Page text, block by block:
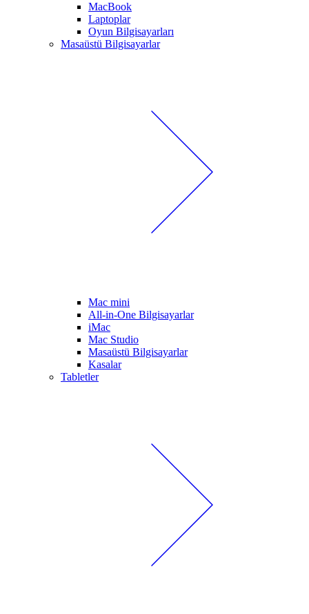
MacBook
Laptoplar
Oyun Bilgisayarları
Masaüstü Bilgisayarlar
Mac mini
All-in-One Bilgisayarlar
iMac
Mac Studio
Masaüstü Bilgisayarlar
Kasalar
Tabletler